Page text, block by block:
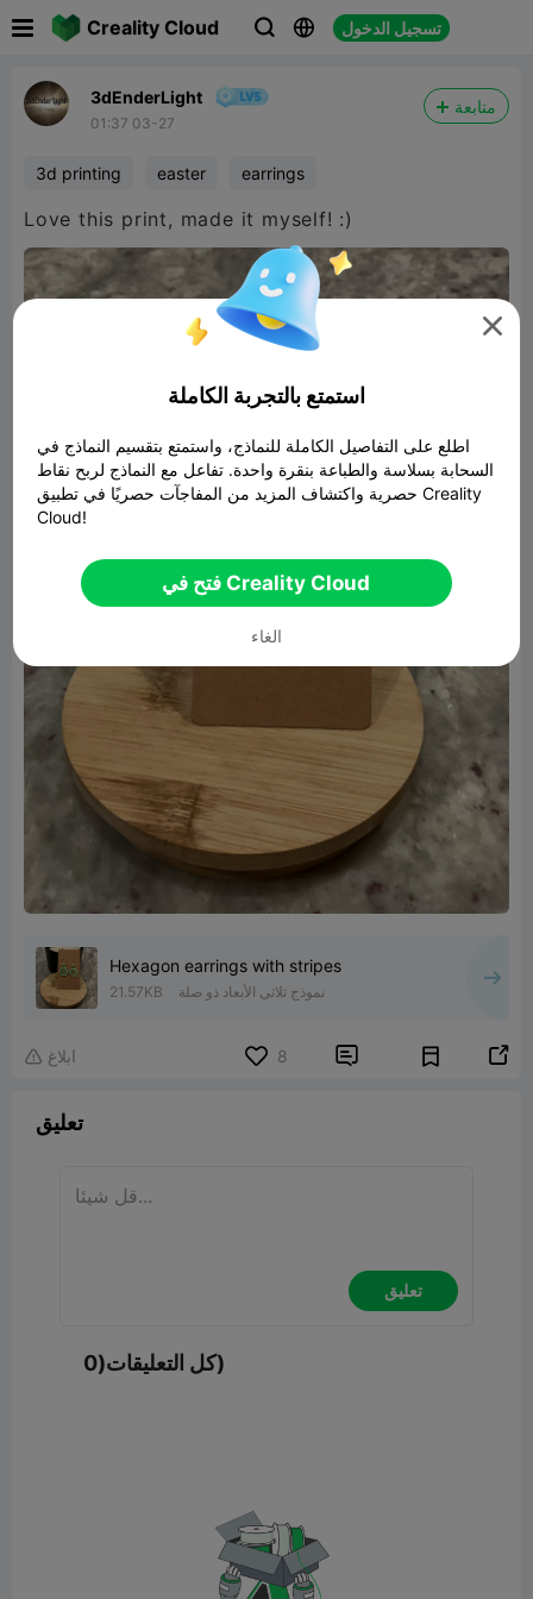
Creality Cloud   تسجيل الدخول
3dEnderLight
01:37 03-27
متابعة
3d printing easter earrings
Love this print, made it myself! :)
Hexagon earrings with stripes
21.57KB نموذج ثلاثي الأبعاد ذو صلة
 ابلاغ 8  
تعليق
تعليق
كل التعليقات(0)

استمتع بالتجربة الكاملة
اطلع على التفاصيل الكاملة للنماذج، واستمتع بتقسيم النماذج في
السحابة بسلاسة والطباعة بنقرة واحدة. تفاعل مع النماذج لربح نقاط
حصرية واكتشاف المزيد من المفاجآت حصريًا في تطبيق Creality
Cloud!
فتح في Creality Cloud
الغاء